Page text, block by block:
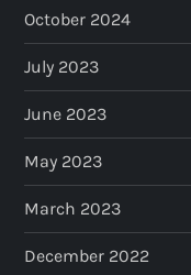
October 2024
July 2023
June 2023
May 2023
March 2023
December 2022